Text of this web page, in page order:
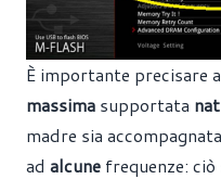
È importante precisare
massima supportata
madre sia
ad alcune frequenze: